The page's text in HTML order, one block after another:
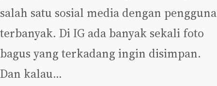
salah satu sosial media dengan pengguna
terbanyak. Di IG ada banyak sekali foto
bagus yang terkadang ingin disimpan.
Dan kalau…